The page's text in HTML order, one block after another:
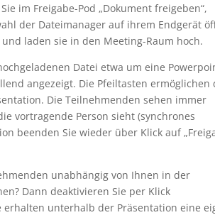
im Freigabe-Pod „Dokument freigeben“,
der Dateimanager auf ihrem Endgerät
laden sie in den Meeting-Raum hoch.
Datei etwa um eine
angezeigt. Die Pfeiltasten ermöglichen
Die Teilnehmenden sehen immer
vortragende Person sieht (synchrones
beenden Sie wieder über Klick auf
unabhängig von Ihnen in der
Dann deaktivieren Sie per Klick
erhalten unterhalb der Präsentation eine